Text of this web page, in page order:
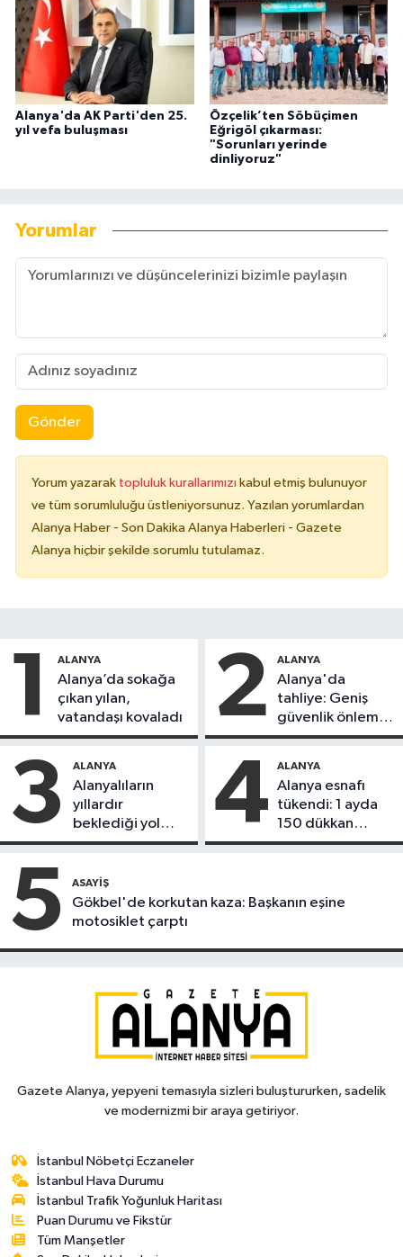
Alanya'da AK Parti'den 25.
yıl vefa buluşması
Özçelik’ten Söbüçimen
Eğrigöl çıkarması:
"Sorunları yerinde
dinliyoruz"
Yorumlar
Gönder
Yorum yazarak topluluk kurallarımızı kabul etmiş bulunuyor
ve tüm sorumluluğu üstleniyorsunuz. Yazılan yorumlardan
Alanya Haber - Son Dakika Alanya Haberleri - Gazete
Alanya hiçbir şekilde sorumlu tutulamaz.
1 ALANYA
Alanya’da sokağa
çıkan yılan,
vatandaşı kovaladı
2 ALANYA
Alanya'da
tahliye: Geniş
güvenlik önlemi
alındı
3 ALANYA
Alanyalıların
yıllardır
beklediği yol
askıdan döndü
4 ALANYA
Alanya esnafı
tükendi: 1 ayda
150 dükkan
kapandı
5 ASAYIŞ
Gökbel'de korkutan kaza: Başkanın eşine
motosiklet çarptı
Gazete Alanya, yepyeni temasıyla sizleri buluştururken, sadelik
ve modernizmi bir araya getiriyor.
İstanbul Nöbetçi Eczaneler
İstanbul Hava Durumu
İstanbul Trafik Yoğunluk Haritası
Puan Durumu ve Fikstür
Tüm Manşetler